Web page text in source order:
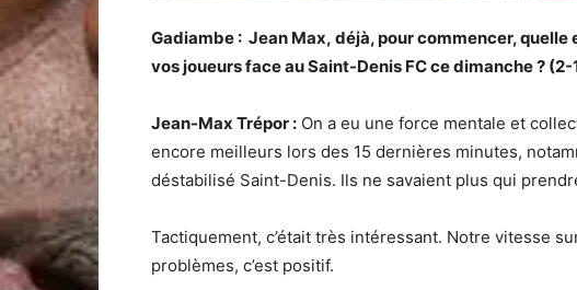
Gadiambe : Jean Max, déjà, pour commencer,
vos joueurs face au Saint-Denis FC ce dimanche ? (2-
Jean-Max Trépor : On a eu une force mentale et
encore meilleurs lors des 15 dernières minutes,
déstabilisé Saint-Denis. Ils ne savaient plus qui
Tactiquement, c’était très intéressant. Notre vitesse
problèmes, c’est positif.